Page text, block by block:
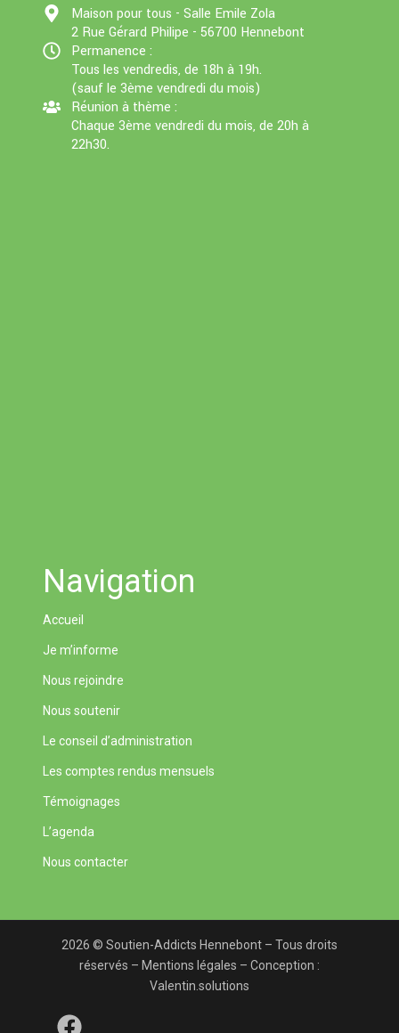
Maison pour tous - Salle Emile Zola
2 Rue Gérard Philipe - 56700 Hennebont
Permanence :
Tous les vendredis, de 18h à 19h.
(sauf le 3ème vendredi du mois)
Réunion à thème :
Chaque 3ème vendredi du mois, de 20h à
22h30.
Navigation
Accueil
Je m’informe
Nous rejoindre
Nous soutenir
Le conseil d’administration
Les comptes rendus mensuels
Témoignages
L’agenda
Nous contacter
2026 © Soutien-Addicts Hennebont – Tous droits
réservés – Mentions légales – Conception :
Valentin.solutions